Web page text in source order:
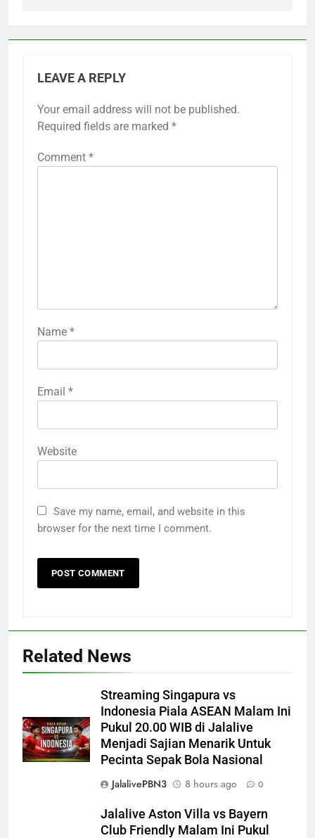
LEAVE A REPLY
Your email address will not be published.
Required fields are marked *
Comment *
Name *
Email *
Website
Save my name, email, and website in this
browser for the next time I comment.
Related News
Streaming Singapura vs
Indonesia Piala ASEAN Malam Ini
Pukul 20.00 WIB di Jalalive
Menjadi Sajian Menarik Untuk
Pecinta Sepak Bola Nasional
JalalivePBN3
8 hours ago 0
Jalalive Aston Villa vs Bayern
Club Friendly Malam Ini Pukul